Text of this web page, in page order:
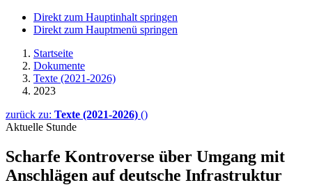
Direkt zum Hauptinhalt springen
Direkt zum Hauptmenü springen
Startseite
Dokumente
Texte (2021-2026)
2023
zurück zu: Texte (2021-2026) ()
Aktuelle Stunde
Scharfe Kontroverse über Umgang mit
Anschlägen auf deutsche Infrastruktur